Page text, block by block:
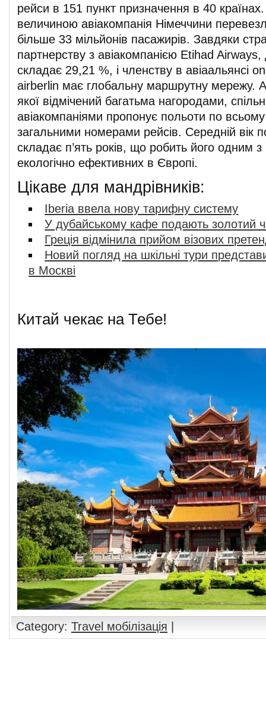
рейси в 151 пункт призначення в 40
величиною авіакомпанія Німеччини
більше 33 мільйонів пасажирів. Завдяки
партнерству з авіакомпанією Etihad
складає 29,21 %, і членству в авіаальянсі
airberlin має глобальну маршрутну мережу.
якої відмічений багатьма нагородами,
авіакомпаніями пропонує польоти по всьому
загальними номерами рейсів. Середній вік
складає п’ять років, що робить його одним
екологічно ефективних в Європі.
Цікаве для мандрівників:
Iberia ввела нову тарифну систему
У дубайському кафе подають золотий
Греція відмінила прийом візових
Новий погляд на шкільні тури
в Москві
Китай чекає на Тебе!
Category: Travel мобілізація